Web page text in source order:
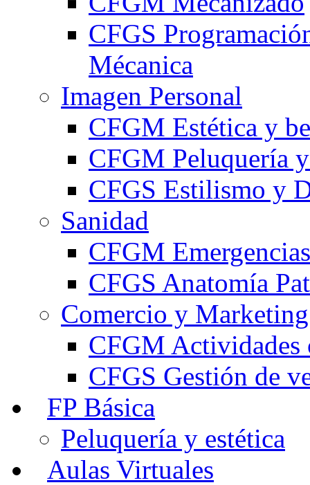
CFGS
Mécanica
Imagen Personal
CFGM Estética y
CFGM Peluquería
CFGS Estilismo y
Sanidad
CFGM
CFGS Anatomía
Comercio y Marketing
CFGM Actividades
CFGS Gestión de
FP Básica
Peluquería y estética
Aulas Virtuales